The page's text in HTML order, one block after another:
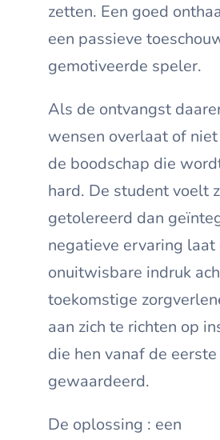
zetten. Een goed
een passieve
gemotiveerde speler.
Als de ontvangst
wensen overlaat of
de boodschap die
hard. De student voelt
getolereerd dan
negatieve ervaring laat
onuitwisbare indruk
toekomstige
aan zich te richten op
die hen vanaf de
gewaardeerd.
De oplossing : een